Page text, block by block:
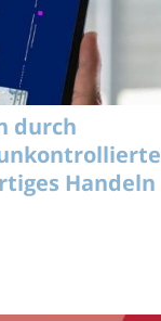
durch
Handeln